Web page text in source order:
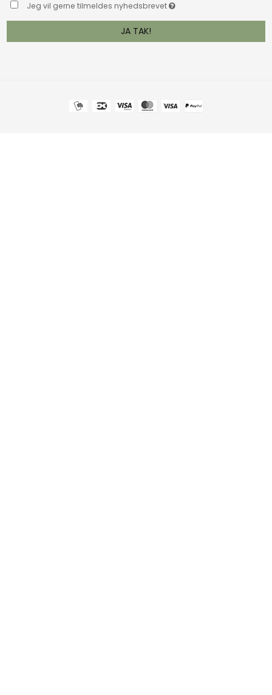
Jeg vil gerne tilmeldes nyhedsbrevet
JA TAK!